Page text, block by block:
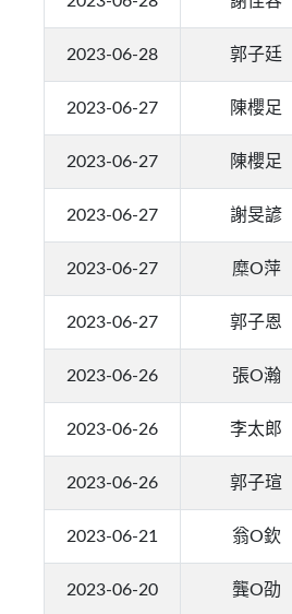
2023-06-28 郭子廷
2023-06-27 陳櫻足
2023-06-27 陳櫻足
2023-06-27 謝旻諺
2023-06-27 糜O萍
2023-06-27 郭子恩
2023-06-26 張O瀚
2023-06-26 李太郎
2023-06-26 郭子瑄
2023-06-21 翁O欽
2023-06-20 龔O劭